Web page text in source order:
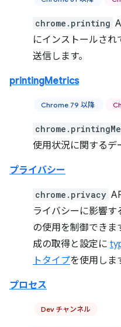
chrome.printing
にインストールされ
送信します。
printingMetrics
Chrome 79 以降
使用状況に関するデ
プライバシー
chrome.privacy
ライバシーに影響
の使用を制御できま
成の取得と設定に
トタイプを使用しま
プロセス
Dev チャンネル